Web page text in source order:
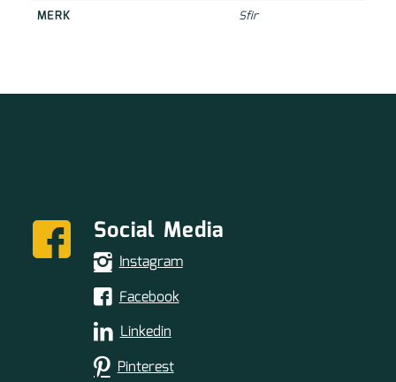
MERK
Sfir
Social Media
Instagram
Facebook
Linkedin
Pinterest